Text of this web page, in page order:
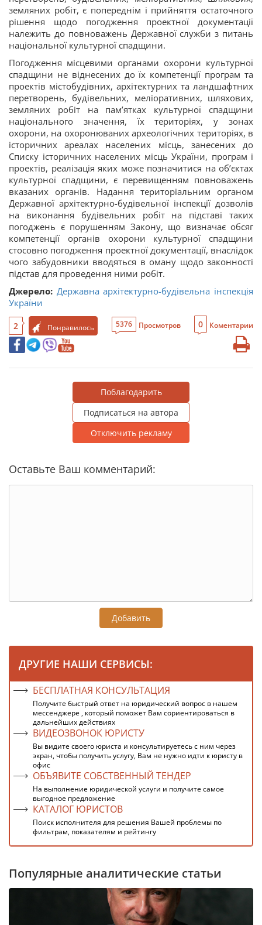
земляних робіт, є попереднім і прийняття остаточного
рішення щодо погодження проектної документації
належить до повноважень Державної служби з питань
національної культурної спадщини.
Погодження місцевими органами охорони культурної
спадщини не віднесених до їх компетенції програм та
проектів містобудівних, архітектурних та ландшафтних
перетворень, будівельних, меліоративних, шляхових,
земляних робіт на пам’ятках культурної спадщини
національного значення, їх територіях, у зонах
охорони, на охоронюваних археологічних територіях, в
історичних ареалах населених місць, занесених до
Списку історичних населених місць України, програм і
проектів, реалізація яких може позначитися на об’єктах
культурної спадщини, є перевищенням повноважень
вказаних органів. Надання територіальним органом
Державної архітектурно-будівельної інспекції дозволів
на виконання будівельних робіт на підставі таких
погоджень є порушенням Закону, що визначає обсяг
компетенції органів охорони культурної спадщини
стосовно погодження проектної документації, внаслідок
чого забудовники вводяться в оману щодо законності
підстав для проведення ними робіт.
Джерело: Державна архітектурно-будівельна інспекція
України
2 Понравилось 5376 Просмотров 0 Коментарии
Поблагодарить
Подписаться на автора
Отключить рекламу
Оставьте Ваш комментарий:
Добавить
ДРУГИЕ НАШИ СЕРВИСЫ:
БЕСПЛАТНАЯ КОНСУЛЬТАЦИЯ
Получите быстрый ответ на юридический вопрос в нашем
мессенджере , который поможет Вам сориентироваться в
дальнейших действиях
ВИДЕОЗВОНОК ЮРИСТУ
Вы видите своего юриста и консультируетесь с ним через
экран, чтобы получить услугу, Вам не нужно идти к юристу в
офис
ОБЪЯВИТЕ СОБСТВЕННЫЙ ТЕНДЕР
На выполнение юридической услуги и получите самое
выгодное предложение
КАТАЛОГ ЮРИСТОВ
Поиск исполнителя для решения Вашей проблемы по
фильтрам, показателям и рейтингу
Популярные аналитические статьи